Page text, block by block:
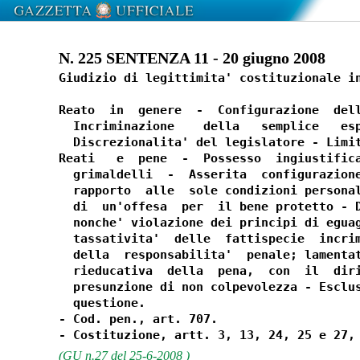
N. 225 SENTENZA 11 - 20 giugno 2008
Giudizio di legittimita' costituzionale
Reato  in  genere  -  Configurazione
Incriminazione    della   semplice
Discrezionalita' del legislatore -
Reati   e  pene  -  Possesso
grimaldelli  -  Asserita
rapporto  alle  sole condizioni
di  un'offesa  per  il bene protetto -
nonche' violazione dei principi di
tassativita'  delle  fattispecie
della  responsabilita'  penale;
rieducativa  della  pena,  con  il
presunzione di non colpevolezza -
  questione.
- Cod. pen., art. 707.
(GU n.27 del 25-6-2008 )